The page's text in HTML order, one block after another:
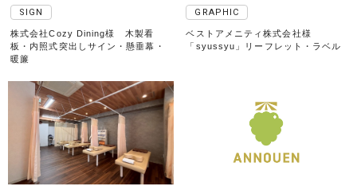
SIGN
株式会社Cozy Dining様 木製看
板・内照式突出しサイン・懸垂幕・
暖簾
GRAPHIC
ベストアメニティ株式会社様
「syussyu」リーフレット・ラベル